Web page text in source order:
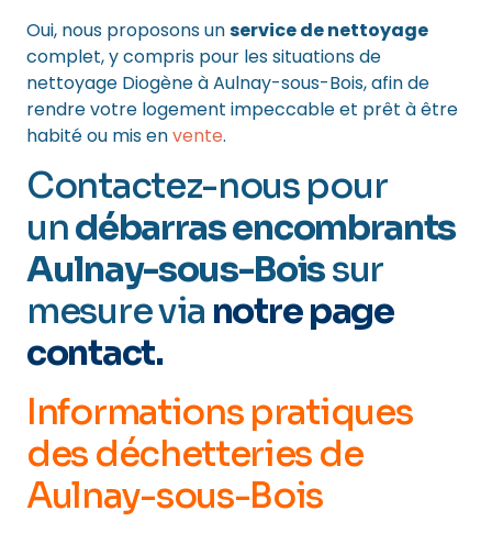
Oui, nous proposons unservice de nettoyage
complet, y compris pour les situations de
nettoyage Diogène à Aulnay-sous-Bois, afin de
rendre votre logement impeccable et prêt à être
habité ou mis envente.
Contactez-nous pour
undébarras encombrants
Aulnay-sous-Boissur
mesure via notre page
contact.
Informations pratiques
des déchetteries de
Aulnay-sous-Bois